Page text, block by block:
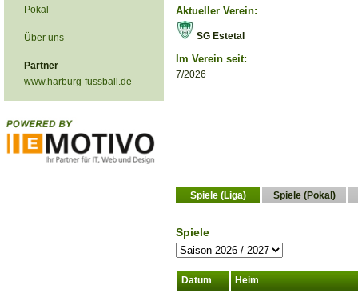
Pokal
Über uns
Partner
www.harburg-fussball.de
Aktueller Verein:
SG Estetal
Im Verein seit:
7/2026
Spiele (Liga) Spiele (Pokal)
Spiele
Datum Heim